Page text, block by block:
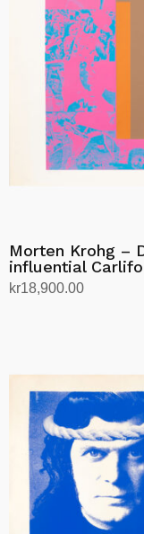
Morten Krohg –
influential
kr18,900.00